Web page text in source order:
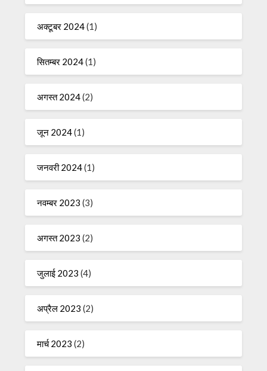
अक्टूबर 2024(1)
सितम्बर 2024(1)
अगस्त 2024(2)
जून 2024(1)
जनवरी 2024(1)
नवम्बर 2023 (3)
अगस्त 2023 (2)
जुलाई 2023 (4)
अप्रैल 2023 (2)
मार्च 2023 (2)